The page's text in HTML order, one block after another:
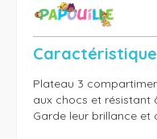
Plateau 3
aux chocs et résistant
Garde leur brillance et